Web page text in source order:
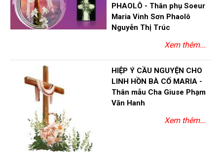
PHAOLÔ - Thân phụ Soeur
Maria Vinh Sơn Phaolô
Nguyễn Thị Trúc
Xem thêm...
HIỆP Ý CẦU NGUYỆN CHO
LINH HỒN BÀ CỐ MARIA -
Thân mẫu Cha Giuse Phạm
Văn Hanh
Xem thêm...